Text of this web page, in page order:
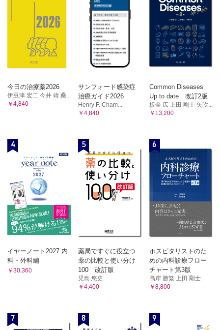
今日の治療薬2026
伊豆津 宏二 今井 靖 桑...
￥4,840
サンフォード感染症
治療ガイド2026
Henry F. Cham...
￥4,840
Common Diseases
Up to date 改訂2版
板金 広 上田 剛士 矢吹...
￥13,200
4
イヤーノート2027 内
科・外科編
￥30,360
5
薬局ですぐに役立つ
薬の比較と使い分け
100 改訂版
児島 悠史
￥4,400
6
ホスピタリストのた
めの内科診療フロー
チャート第3版
髙岸 勝繁 上田 剛士
￥8,800
7 8 9